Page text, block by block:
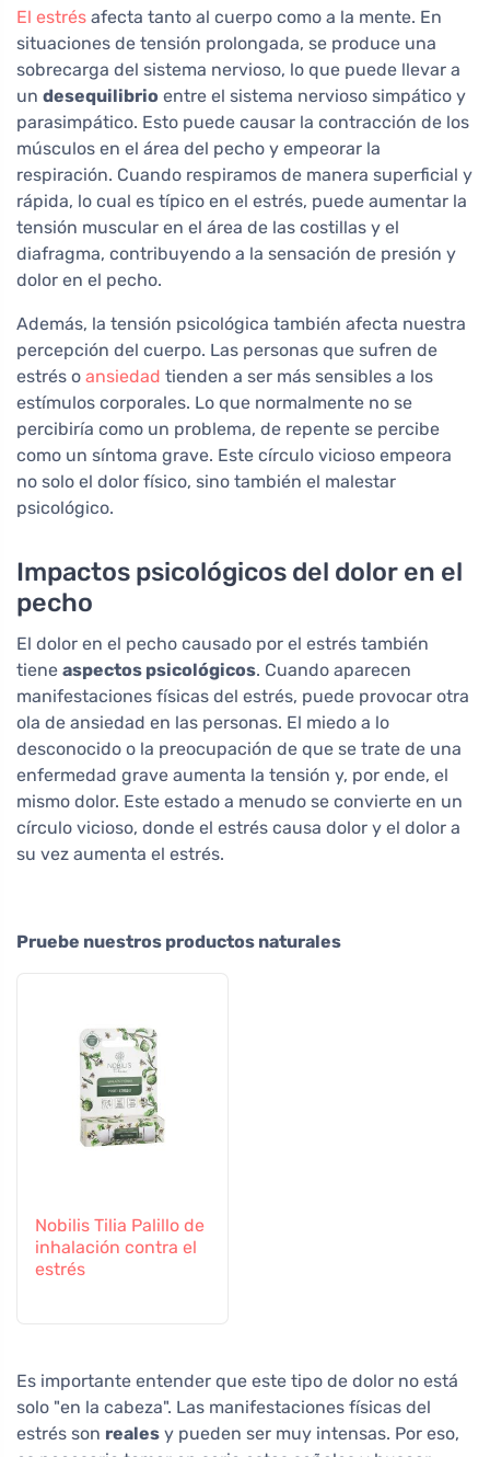
El estrés afecta tanto al cuerpo como a la mente. En
situaciones de tensión prolongada, se produce una
sobrecarga del sistema nervioso, lo que puede llevar a
un desequilibrio entre el sistema nervioso simpático y
parasimpático. Esto puede causar la contracción de los
músculos en el área del pecho y empeorar la
respiración. Cuando respiramos de manera superficial y
rápida, lo cual es típico en el estrés, puede aumentar la
tensión muscular en el área de las costillas y el
diafragma, contribuyendo a la sensación de presión y
dolor en el pecho.
Además, la tensión psicológica también afecta nuestra
percepción del cuerpo. Las personas que sufren de
estrés o ansiedad tienden a ser más sensibles a los
estímulos corporales. Lo que normalmente no se
percibiría como un problema, de repente se percibe
como un síntoma grave. Este círculo vicioso empeora
no solo el dolor físico, sino también el malestar
psicológico.
Impactos psicológicos del dolor en el
pecho
El dolor en el pecho causado por el estrés también
tiene aspectos psicológicos. Cuando aparecen
manifestaciones físicas del estrés, puede provocar otra
ola de ansiedad en las personas. El miedo a lo
desconocido o la preocupación de que se trate de una
enfermedad grave aumenta la tensión y, por ende, el
mismo dolor. Este estado a menudo se convierte en un
círculo vicioso, donde el estrés causa dolor y el dolor a
su vez aumenta el estrés.
Pruebe nuestros productos naturales
Nobilis Tilia Palillo de
inhalación contra el
estrés
Es importante entender que este tipo de dolor no está
solo "en la cabeza". Las manifestaciones físicas del
estrés son reales y pueden ser muy intensas. Por eso,